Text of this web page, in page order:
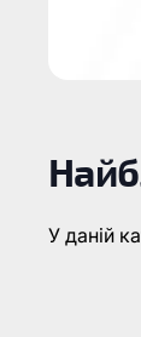
У даній